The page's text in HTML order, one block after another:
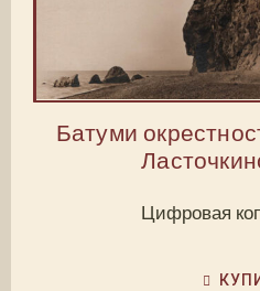
Батуми
Цифровая